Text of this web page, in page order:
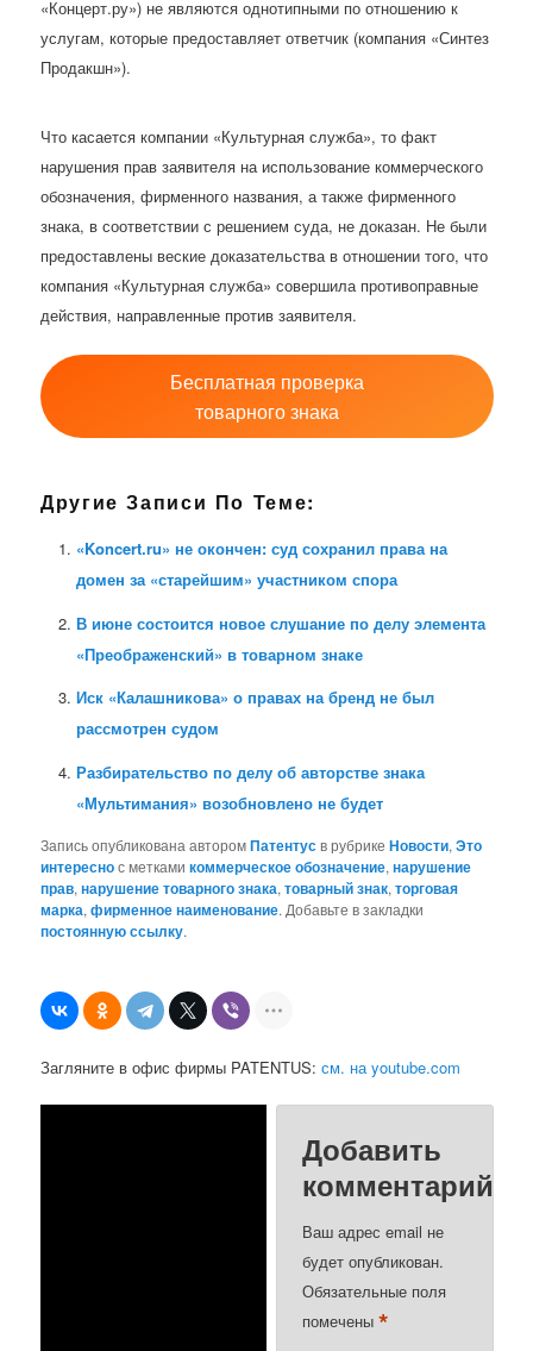
«Концерт.ру») не являются однотипными по отношению к
услугам, которые предоставляет ответчик (компания «Синтез
Продакшн»).
Что касается компании «Культурная служба», то факт
нарушения прав заявителя на использование коммерческого
обозначения, фирменного названия, а также фирменного
знака, в соответствии с решением суда, не доказан. Не были
предоставлены веские доказательства в отношении того, что
компания «Культурная служба» совершила противоправные
действия, направленные против заявителя.
Бесплатная проверка
товарного знака
Другие Записи По Теме:
«Koncert.ru» не окончен: суд сохранил права на
домен за «старейшим» участником спора
В июне состоится новое слушание по делу элемента
«Преображенский» в товарном знаке
Иск «Калашникова» о правах на бренд не был
рассмотрен судом
Разбирательство по делу об авторстве знака
«Мультимания» возобновлено не будет
Запись опубликована авторомПатентусв рубрикеНовости,Это
интереснос меткамикоммерческое обозначение,нарушение
прав,нарушение товарного знака,товарный знак,торговая
марка,фирменное наименование. Добавьте в закладки
постоянную ссылку.
Загляните в офис фирмы PATENTUS:см. на youtube.com
Добавить
комментарий
Ваш адрес email не
будет опубликован.
Обязательные поля
помечены*